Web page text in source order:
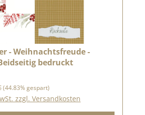
- Weihnachtsfreude -
bedruckt
Preis:
(44.83% gespart)
zzgl. Versandkosten